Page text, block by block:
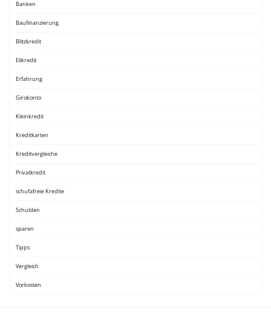
Banken
Baufinanzierung
Blitzkredit
Eilkredit
Erfahrung
Girokonto
Kleinkredit
Kreditkarten
Kreditvergleiche
Privatkredit
schufafreie Kredite
Schulden
sparen
Tipps
Vergleich
Vorkosten